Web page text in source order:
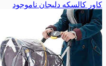
کاور کالسکه دلیجان ناموجود